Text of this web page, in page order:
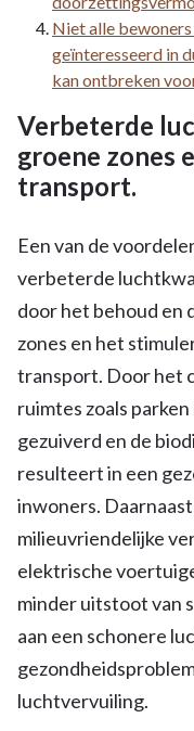
Niet alle
geïnteresseerd in
kan ontbreken
Verbeterde
groene zones
transport.
Een van de
verbeterde
door het behoud en
zones en het
transport. Door het
ruimtes zoals
gezuiverd en de
resulteert in een
inwoners.
milieuvriendelijke
elektrische
minder uitstoot van
aan een schonere
luchtvervuiling.